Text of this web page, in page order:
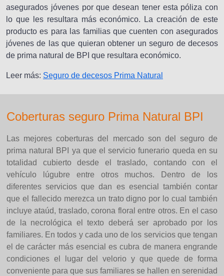
asegurados jóvenes por que desean tener esta póliza con
lo que les resultara más económico. La creación de este
producto es para las familias que cuenten con asegurados
jóvenes de las que quieran obtener un seguro de decesos
de prima natural de BPI que resultara económico.
Leer más: Seguro de decesos Prima Natural
Coberturas seguro Prima Natural BPI
Las mejores coberturas del mercado son del seguro de
prima natural BPI ya que el servicio funerario queda en su
totalidad cubierto desde el traslado, contando con el
vehículo lúgubre entre otros muchos. Dentro de los
diferentes servicios que dan es esencial también contar
que el fallecido merezca un trato digno por lo cual también
incluye ataúd, traslado, corona floral entre otros. En el caso
de la necrológica el texto deberá ser aprobado por los
familiares. En todos y cada uno de los servicios que tengan
el de carácter más esencial es cubra de manera engrande
condiciones el lugar del velorio y que quede de forma
conveniente para que sus familiares se hallen en serenidad